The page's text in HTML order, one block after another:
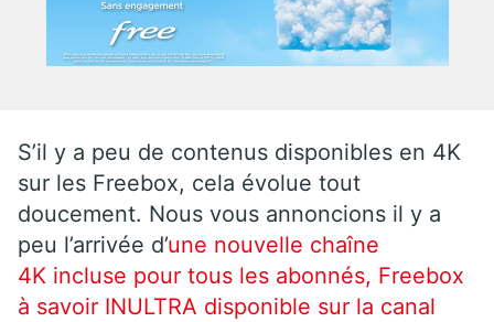
S’il y a peu de contenus disponibles en 4K
sur les Freebox, cela évolue tout
doucement. Nous vous annoncions il y a
peu l’arrivée d’une nouvelle chaîne
4K incluse pour tous les abonnés, Freebox
à savoir INULTRA disponible sur la canal